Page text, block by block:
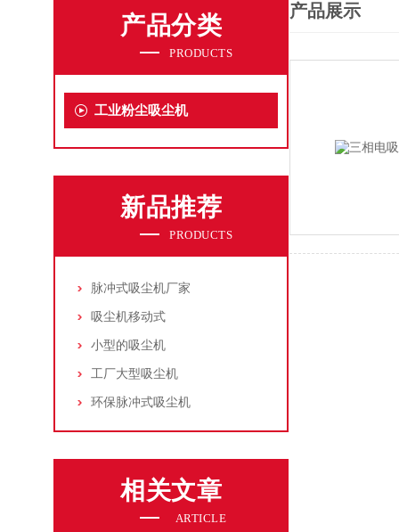
产品分类
PRODUCTS
工业粉尘吸尘机
新品推荐
PRODUCTS
脉冲式吸尘机厂家
吸尘机移动式
小型的吸尘机
工厂大型吸尘机
环保脉冲式吸尘机
相关文章
ARTICLE
产品展示